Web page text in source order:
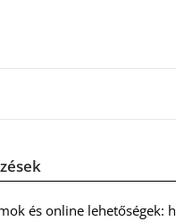
és online lehetőségek: